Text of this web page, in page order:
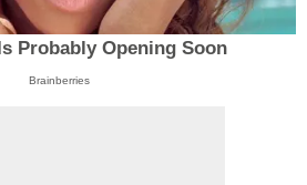
Probably Opening Soon
Brainberries